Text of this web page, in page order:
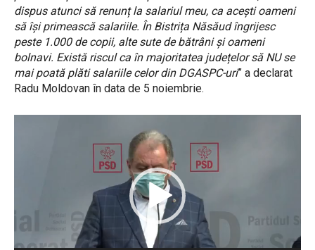
dispus atunci să renunț la salariul meu, ca acești oameni
să își primească salariile. În Bistrița Năsăud îngrijesc
peste 1.000 de copii, alte sute de bătrâni și oameni
bolnavi. Există riscul ca în majoritatea județelor să NU se
mai poată plăti salariile celor din DGASPC-uri” a declarat
Radu Moldovan în data de 5 noiembrie.
i
d